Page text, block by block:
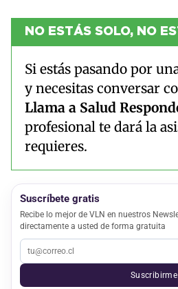
NO ESTÁS SOLO, NO
Si estás pasando por
y necesitas conversar
Llama a Salud
profesional te dará la
requieres.
Suscríbete gratis
Recibe lo mejor de VLN en nuestros
directamente a usted de forma gratuita
Suscribirme